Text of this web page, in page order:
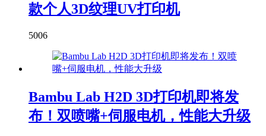
款个人3D纹理UV打印机
5006
Bambu Lab H2D 3D打印机即将发
布！双喷嘴+伺服电机，性能大升级